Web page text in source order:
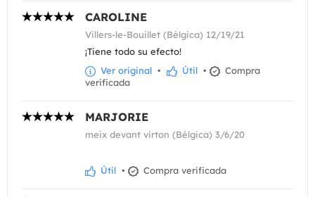
CAROLINE
Villers-le-Bouillet (Bélgica) 12/19/21
¡Tiene todo su efecto!
Ver original • Útil •
Compra
verificada
MARJORIE
meix devant virton (Bélgica) 3/6/20
Útil • Compra verificada